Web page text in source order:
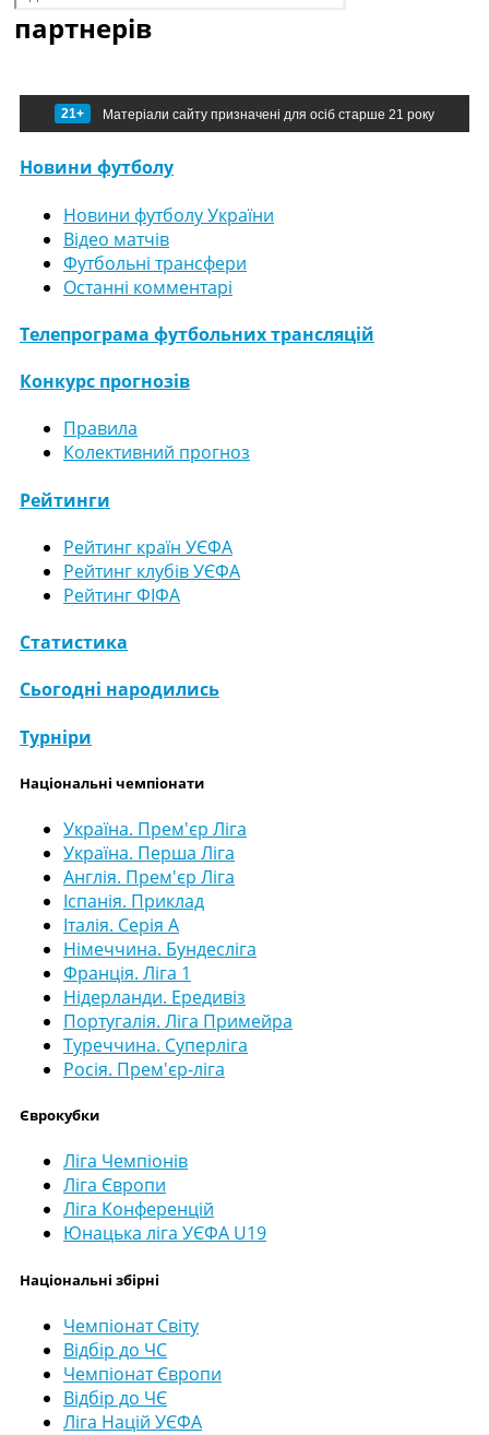
партнерів
21+ Матеріали сайту призначені для осіб старше 21 року
Новини футболу
Новини футболу України
Відео матчів
Футбольні трансфери
Останні комментарі
Телепрограма футбольних трансляцій
Конкурс прогнозів
Правила
Колективний прогноз
Рейтинги
Рейтинг країн УЄФА
Рейтинг клубів УЄФА
Рейтинг ФІФА
Статистика
Сьогодні народились
Турніри
Національні чемпіонати
Україна. Прем'єр Ліга
Україна. Перша Ліга
Англія. Прем'єр Ліга
Іспанія. Приклад
Італія. Серія А
Німеччина. Бундесліга
Франція. Ліга 1
Нідерланди. Ередивіз
Португалія. Ліга Примейра
Туреччина. Суперліга
Росія. Прем'єр-ліга
Єврокубки
Ліга Чемпіонів
Ліга Європи
Ліга Конференцій
Юнацька ліга УЄФА U19
Національні збірні
Чемпіонат Світу
Відбір до ЧС
Чемпіонат Європи
Відбір до ЧЄ
Ліга Націй УЄФА